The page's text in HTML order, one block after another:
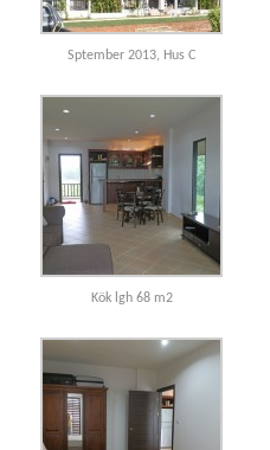
Sptember 2013, Hus C
Kök lgh 68 m2